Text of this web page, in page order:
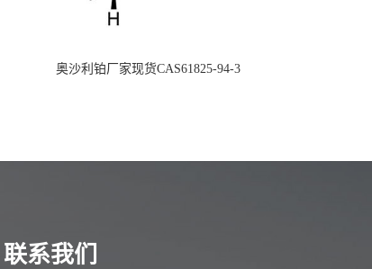
奥沙利铂厂家现货CAS61825-94-3
联系我们